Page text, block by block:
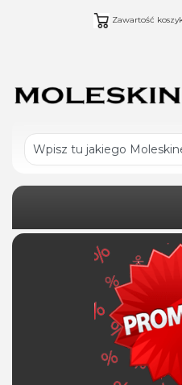
Zawartość